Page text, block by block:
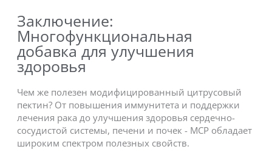
Заключение:
Многофункциональная
добавка для улучшения
здоровья
Чем же полезен модифицированный цитрусовый
пектин? От повышения иммунитета и поддержки
лечения рака до улучшения здоровья сердечно-
сосудистой системы, печени и почек - MCP обладает
широким спектром полезных свойств.